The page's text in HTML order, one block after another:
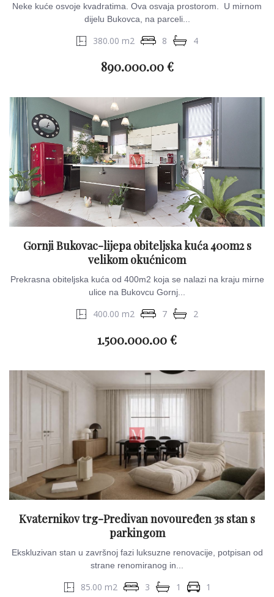
Neke kuće osvoje kvadratima. Ova osvaja prostorom. U mirnom
dijelu Bukovca, na parceli...
380.00 m2 8 4
890.000.00 €
Gornji Bukovac-lijepa obiteljska kuća 400m2 s
velikom okućnicom
Prekrasna obiteljska kuća od 400m2 koja se nalazi na kraju mirne
ulice na Bukovcu Gornj...
400.00 m2 7 2
1.500.000.00 €
Kvaternikov trg-Predivan novouređen 3s stan s
parkingom
Ekskluzivan stan u završnoj fazi luksuzne renovacije, potpisan od
strane renomiranog in...
85.00 m2 3 1 1